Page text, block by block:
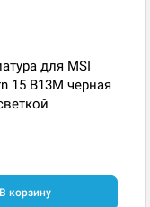
для MSI
15 B13M черная
В корзину